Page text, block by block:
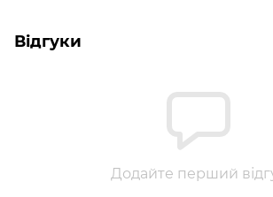
Відгуки
Додайте перший